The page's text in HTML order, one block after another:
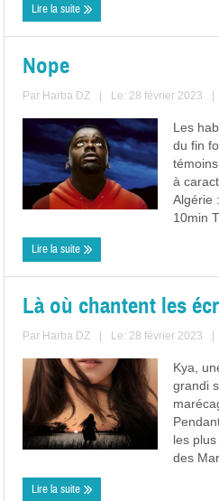
Lire la suite
Nope
Par Harba DZ Le: 28 février 2023
Les
du fin
à
Algérie
10min
Lire la suite
Là où chantent les
Par Harba DZ Le: 28 février 2023
Kya,
grandi
les
des
Lire la suite